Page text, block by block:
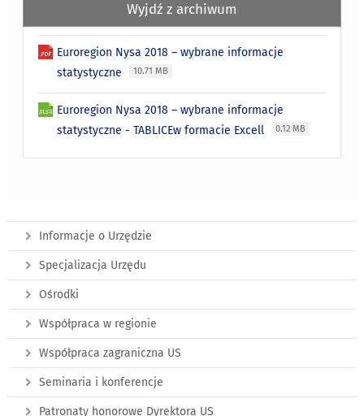
Wyjdź z archiwum
Euroregion Nysa 2018 – wybrane informacje
statystyczne
10.71 MB
Euroregion Nysa 2018 – wybrane informacje
statystyczne - TABLICEw formacie Excell
0.12 MB
Informacje o Urzędzie
Specjalizacja Urzędu
Ośrodki
Współpraca w regionie
Współpraca zagraniczna US
Seminaria i konferencje
Patronaty honorowe Dyrektora US